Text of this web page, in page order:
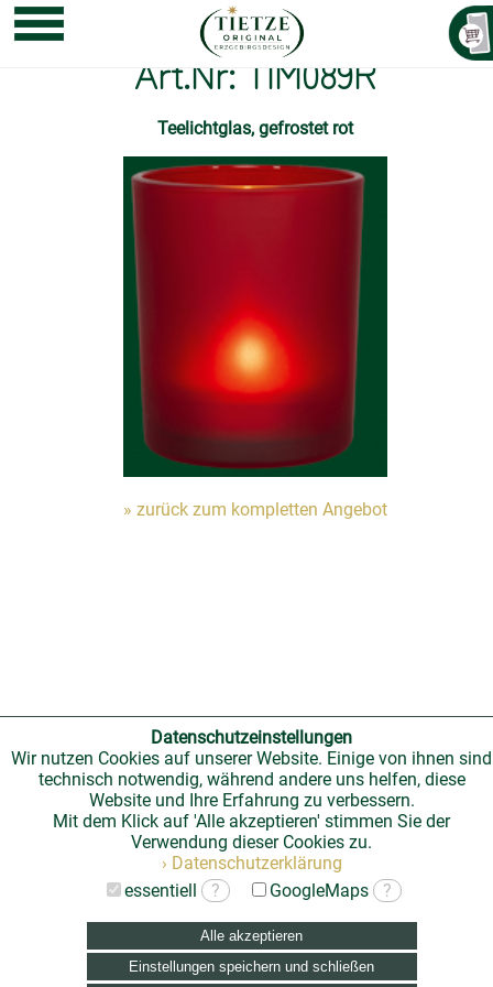
Datenschutzeinstellungen
Wir nutzen Cookies auf unserer Website. Einige von ihnen sind
technisch notwendig, während andere uns helfen, diese
Website und Ihre Erfahrung zu verbessern.
Mit dem Klick auf 'Alle akzeptieren' stimmen Sie der
Verwendung dieser Cookies zu.
› Datenschutzerklärung
essentiell ? GoogleMaps ?
Alle akzeptieren
Einstellungen speichern und schließen
Art.Nr: TIM089R
Teelichtglas, gefrostet rot
» zurück zum kompletten Angebot